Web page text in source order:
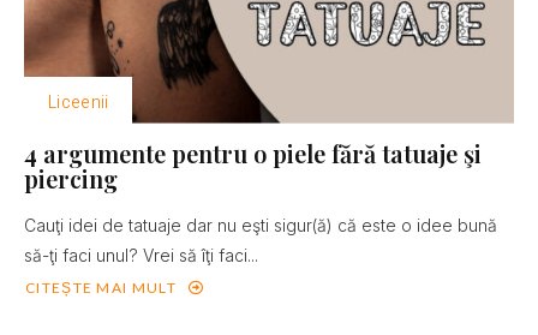
Liceenii
4 argumente pentru o piele fără tatuaje şi
piercing
Cauţi idei de tatuaje dar nu eşti sigur(ă) că este o idee bună
să-ţi faci unul? Vrei să îţi faci...
CITEȘTE MAI MULT